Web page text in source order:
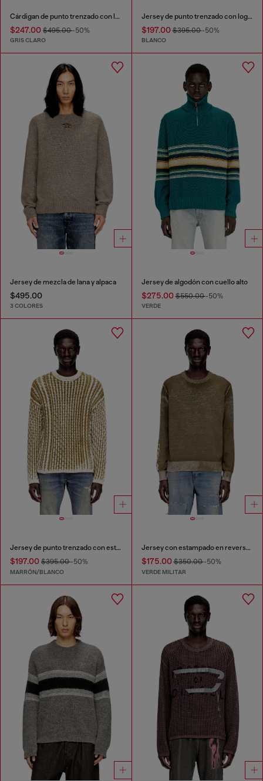
Cárdigan de punto trenzado con logo de Diesel
$247.00 $495.00-50%
GRIS CLARO
Jersey de punto trenzado con logo de Diesel
$197.00$395.00-50%
BLANCO
Jersey de mezcla de lana y alpaca
$495.00
3 COLORES
Jersey de algodón con cuello alto
$275.00$550.00-50%
VERDE
Jersey de punto trenzado con estampado inverso
$197.00 $395.00-50%
MARRÓN/BLANCO
Jersey con estampado en reversa descolorido con letras
$175.00$350.00-50%
VERDE MILITAR